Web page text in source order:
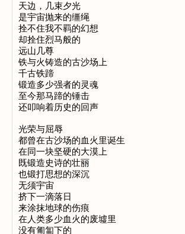
天边，几束夕光
是宇宙抛来的缰绳
拴不住我不羁的幻想
却拴住烈马般的
远山几尊
铁与火铸造的古沙场上
千古铁蹄
锻造多少强者的灵魂
至今那马蹄的锤击
还叩响着历史的回声
光荣与屈辱
都曾在古沙场的血火里诞生
在同一块坚硬的大漠上
既锻造史诗的壮丽
也锻打思想的深沉
无须宇宙
挤下一滴落日
来涂抹地球的伤痕
在人类多少血火的废墟里
没有匍匐下的